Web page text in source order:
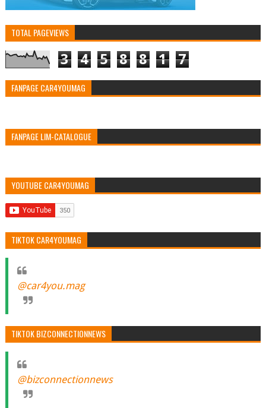
TOTAL PAGEVIEWS
3 4 5 8 8 1 7
FANPAGE CAR4YOUMAG
FANPAGE LIM-CATALOGUE
YOUTUBE CAR4YOUMAG
TIKTOK CAR4YOUMAG
@car4you.mag
TIKTOK BIZCONNECTIONNEWS
@bizconnectionnews